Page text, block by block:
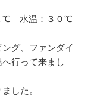
℃ 水温：３０℃
グ、ファンダイ
行って来まし
した。